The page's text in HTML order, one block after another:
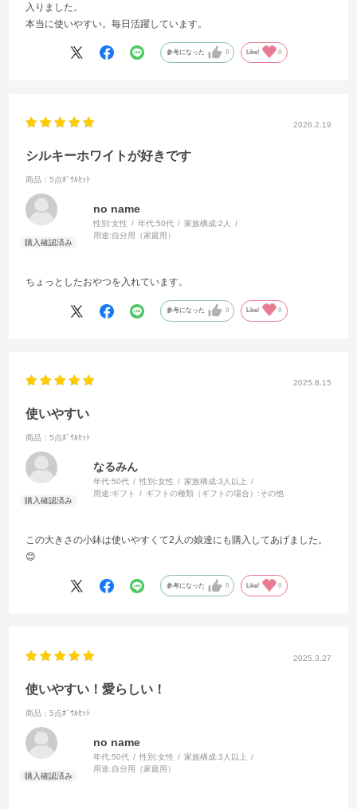
入りました。
本当に使いやすい。毎日活躍しています。
参考になった 0 Like! 0
2026.2.19
シルキーホワイトが好きです
商品：5点ﾎﾞｳﾙｾｯﾄ
no name
性別:女性 年代:50代 家族構成:2人
用途:自分用（家庭用）
ちょっとしたおやつを入れています。
参考になった 0 Like! 0
2025.8.15
使いやすい
商品：5点ﾎﾞｳﾙｾｯﾄ
なるみん
年代:50代 性別:女性 家族構成:3人以上
用途:ギフト ギフトの種類（ギフトの場合）:その他
この大きさの小鉢は使いやすくて2人の娘達にも購入してあげました。
😊
参考になった 0 Like! 0
2025.3.27
使いやすい！愛らしい！
商品：5点ﾎﾞｳﾙｾｯﾄ
no name
年代:50代 性別:女性 家族構成:3人以上
用途:自分用（家庭用）